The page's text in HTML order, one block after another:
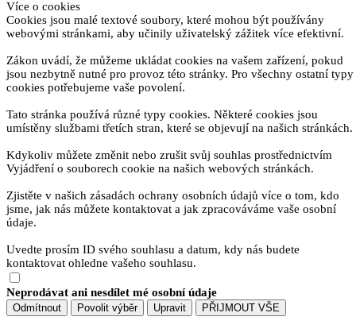
Více o cookies
Cookies jsou malé textové soubory, které mohou být používány
webovými stránkami, aby učinily uživatelský zážitek více efektivní.
Zákon uvádí, že můžeme ukládat cookies na vašem zařízení, pokud
jsou nezbytně nutné pro provoz této stránky. Pro všechny ostatní typy
cookies potřebujeme vaše povolení.
Tato stránka používá různé typy cookies. Některé cookies jsou
umístěny službami třetích stran, které se objevují na našich stránkách.
Kdykoliv můžete změnit nebo zrušit svůj souhlas prostřednictvím
Vyjádření o souborech cookie na našich webových stránkách.
Zjistěte v našich zásadách ochrany osobních údajů více o tom, kdo
jsme, jak nás můžete kontaktovat a jak zpracováváme vaše osobní
údaje.
Uvedte prosím ID svého souhlasu a datum, kdy nás budete
kontaktovat ohledne vašeho souhlasu.
Neprodávat ani nesdílet mé osobní údaje
Odmítnout Povolit výběr Upravit PŘIJMOUT VŠE